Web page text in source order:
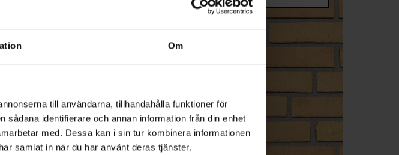
Om
till användarna, tillhandahålla funktioner för
identifierare och annan information från din enhet
med. Dessa kan i sin tur kombinera informationen
samlat in när du har använt deras tjänster.